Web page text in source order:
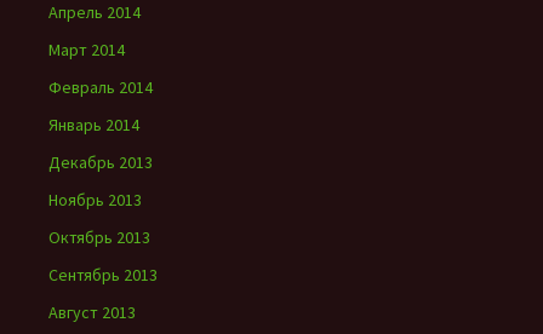
Апрель 2014
Март 2014
Февраль 2014
Январь 2014
Декабрь 2013
Ноябрь 2013
Октябрь 2013
Сентябрь 2013
Август 2013